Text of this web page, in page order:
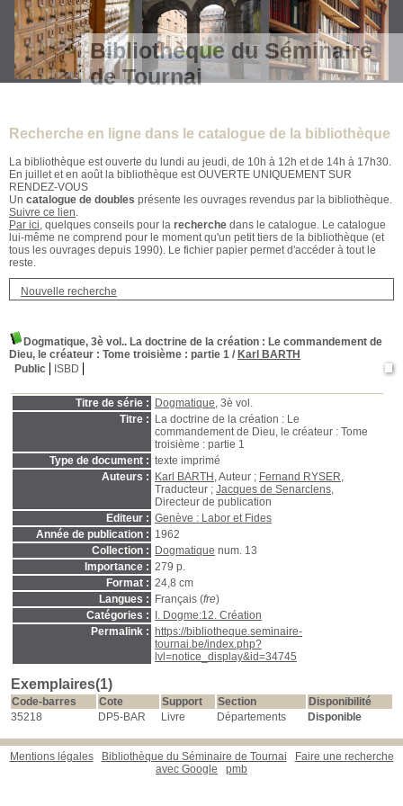
Bibliothèque du Séminaire
de Tournai
Recherche en ligne dans le catalogue de la bibliothèque
La bibliothèque est ouverte du lundi au jeudi, de 10h à 12h et de 14h à 17h30.
En juillet et en août la bibliothèque est OUVERTE UNIQUEMENT SUR
RENDEZ-VOUS
Un catalogue de doubles présente les ouvrages revendus par la bibliothèque.
Suivre ce lien.
Par ici, quelques conseils pour la recherche dans le catalogue. Le catalogue
lui-même ne comprend pour le moment qu'un petit tiers de la bibliothèque (et
tous les ouvrages depuis 1990). Le fichier papier permet d'accéder à tout le
reste.
Nouvelle recherche
Dogmatique, 3è vol.. La doctrine de la création : Le commandement de
Dieu, le créateur : Tome troisième : partie 1 / Karl BARTH
Public
ISBD
Titre de série : Dogmatique, 3è vol.
Titre :
La doctrine de la création : Le
commandement de Dieu, le créateur : Tome
troisième : partie 1
Type de document : texte imprimé
Auteurs :
Karl BARTH , Auteur ; Fernand RYSER,
Traducteur ; Jacques de Senarclens,
Directeur de publication
Editeur : Genève : Labor et Fides
Année de publication : 1962
Collection :
Dogmatique num. 13
Importance : 279 p.
Format : 24,8 cm
Langues :
Français (fre)
Catégories :
I. Dogme:12. Création
Permalink :
https://bibliotheque.seminaire-
tournai.be/index.php?
lvl=notice_display&id=34745
Exemplaires(1)
Code-barres Cote Support Section
Disponibilité
35218
DP5-BAR Livre Départements Disponible
Mentions légales Bibliothèque du Séminaire de Tournai
Faire une recherche
avec Google
pmb